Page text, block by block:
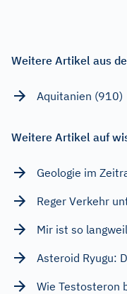
Weitere Artikel aus
Aquitanien (910)
Weitere Artikel auf
Geologie im
Reger Verkehr
Mir ist so
Asteroid Ryugu:
Wie Testosteron